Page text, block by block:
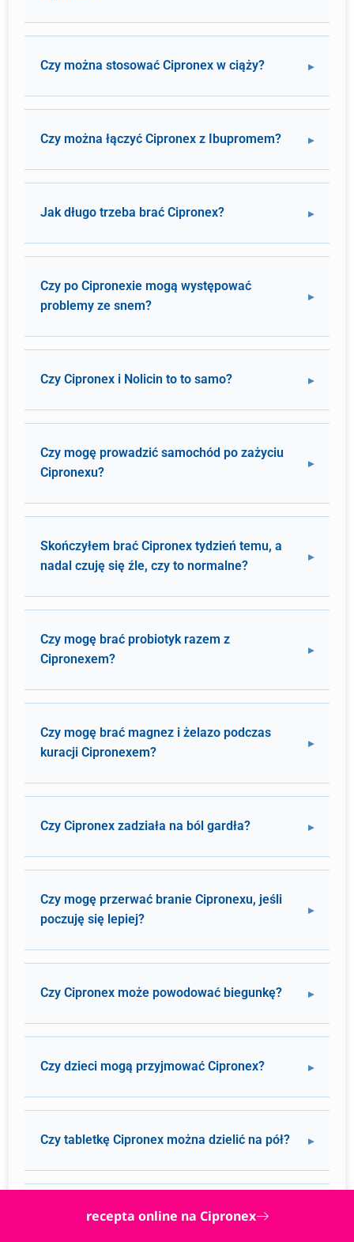
Czy można stosować Cipronex w ciąży?
Czy można łączyć Cipronex z Ibupromem?
Jak długo trzeba brać Cipronex?
Czy po Cipronexie mogą występować
problemy ze snem?
Czy Cipronex i Nolicin to to samo?
Czy mogę prowadzić samochód po zażyciu
Cipronexu?
Skończyłem brać Cipronex tydzień temu, a
nadal czuję się źle, czy to normalne?
Czy mogę brać probiotyk razem z
Cipronexem?
Czy mogę brać magnez i żelazo podczas
kuracji Cipronexem?
Czy Cipronex zadziała na ból gardła?
Czy mogę przerwać branie Cipronexu, jeśli
poczuję się lepiej?
Czy Cipronex może powodować biegunkę?
Czy dzieci mogą przyjmować Cipronex?
Czy tabletkę Cipronex można dzielić na pół?
Czy mogę pić kawę, biorąc Cipronex?
recepta online na Cipronex